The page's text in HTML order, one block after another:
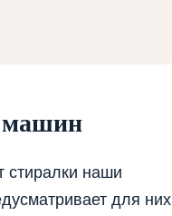
машин
стиралки наши
для них